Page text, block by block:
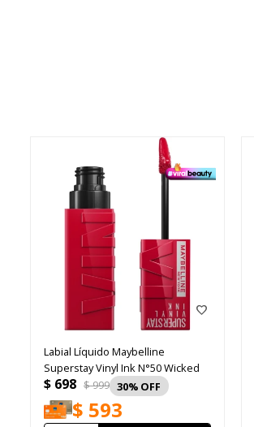
Labial Líquido Maybelline
Superstay Vinyl Ink N°50 Wicked
$ 698 $999 30
$ 593